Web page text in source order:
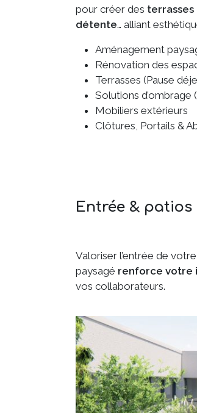
pour créer des
détente… alliant
Aménagement
Rénovation des
Terrasses (Pause
Solutions d’ombrage
Mobiliers extérieurs
Clôtures, Portails &
Entrée & patios
Valoriser l’entrée de
paysagé renforce votre
vos collaborateurs.